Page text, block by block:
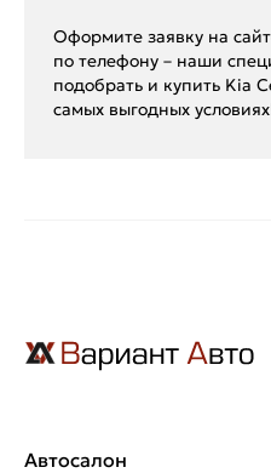
Оформите заявку на
по телефону – наши
подобрать и купить Kia
самых выгодных
Автосалон